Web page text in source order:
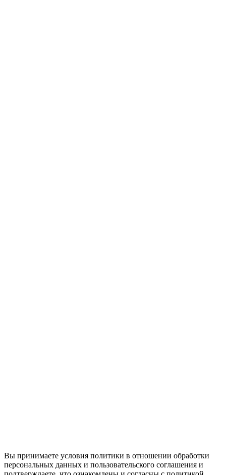
Вы принимаете условия политики в отношении обработки
персональных данных и пользовательского соглашения и